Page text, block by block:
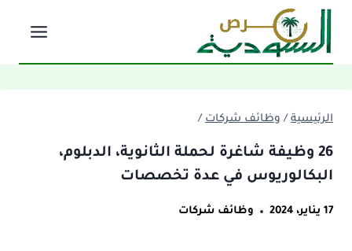
التجاوز
المحتوى
الرئيسية / وظائف شركات /
26 وظيفة شاغرة لحملة الثانوية، الدبلوم،
البكالوريوس في عدة تخصصات
17 يناير، 2024 وظائف شركات